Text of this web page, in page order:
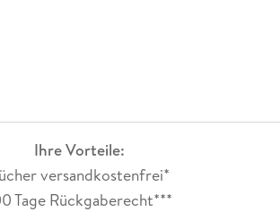
Ihre Vorteile:
versandkostenfrei*
Tage Rückgaberecht***